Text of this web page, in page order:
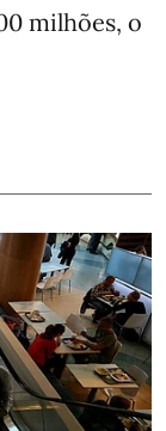
milhões, o